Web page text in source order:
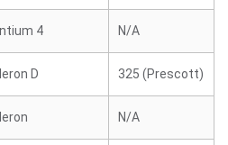
4 N/A
D 325 (Prescott)
N/A